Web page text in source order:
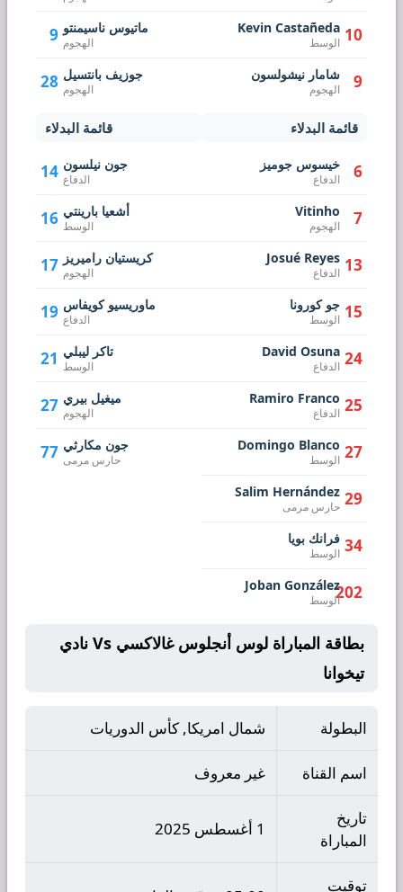
9 ماتيوس ناسيمنتو
الهجوم
28 جوزيف بانتسيل
الهجوم
قائمة البدلاء
14 جون نيلسون
الدفاع
16 أشعيا بارينتي
الوسط
17 كريستيان راميريز
الهجوم
19 ماوريسيو كويفاس
الدفاع
21 تاكر ليبلي
الوسط
27 ميغيل بيري
الهجوم
77 جون مكارثي
حارس مرمى
10
Kevin Castañeda
الوسط
9 شامار نيشولسون
الهجوم
قائمة البدلاء
6 خيسوس جوميز
الدفاع
7
Vitinho
الهجوم
13
Josué Reyes
الدفاع
15 جو كورونا
الوسط
24
David Osuna
الدفاع
25
Ramiro Franco
الدفاع
27
Domingo Blanco
الوسط
29
Salim Hernández
حارس مرمى
34 فرانك بويا
الوسط
202
Joban González
الوسط
بطاقة المباراة لوس أنجلوس غالاكسي Vs نادي
تيخوانا
البطولة شمال امريكا, كأس الدوريات
اسم القناة غير معروف
تاريخ
المباراة
1 أغسطس 2025
توقيت